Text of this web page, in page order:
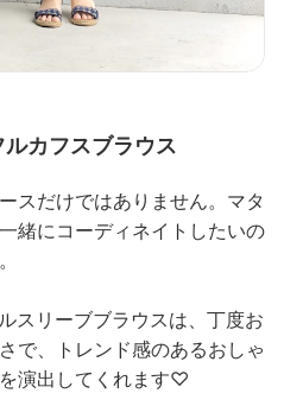
カフスブラウス
スだけではありません。マタ
緒にコーディネイトしたいの
スリーブブラウスは、丁度お
で、トレンド感のあるおしゃ
演出してくれます♡